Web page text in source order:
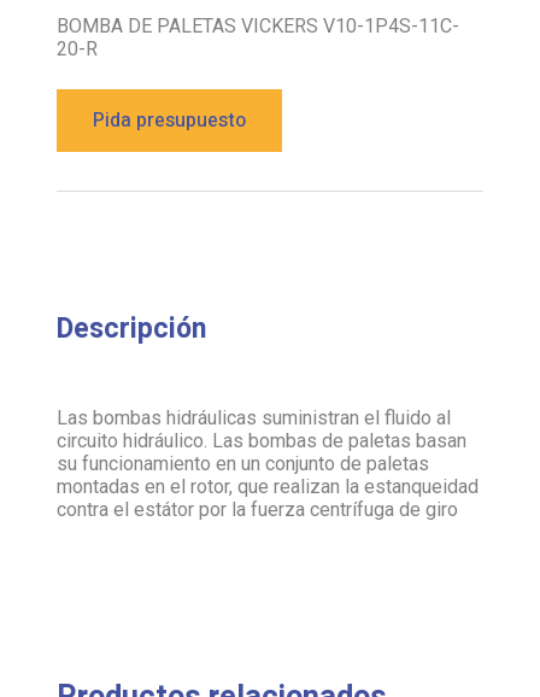
BOMBA DE PALETAS VICKERS V10-1P4S-11C-
20-R
Pida presupuesto
Descripción
Las bombas hidráulicas suministran el fluido al
circuito hidráulico. Las bombas de paletas basan
su funcionamiento en un conjunto de paletas
montadas en el rotor, que realizan la estanqueidad
contra el estátor por la fuerza centrífuga de giro